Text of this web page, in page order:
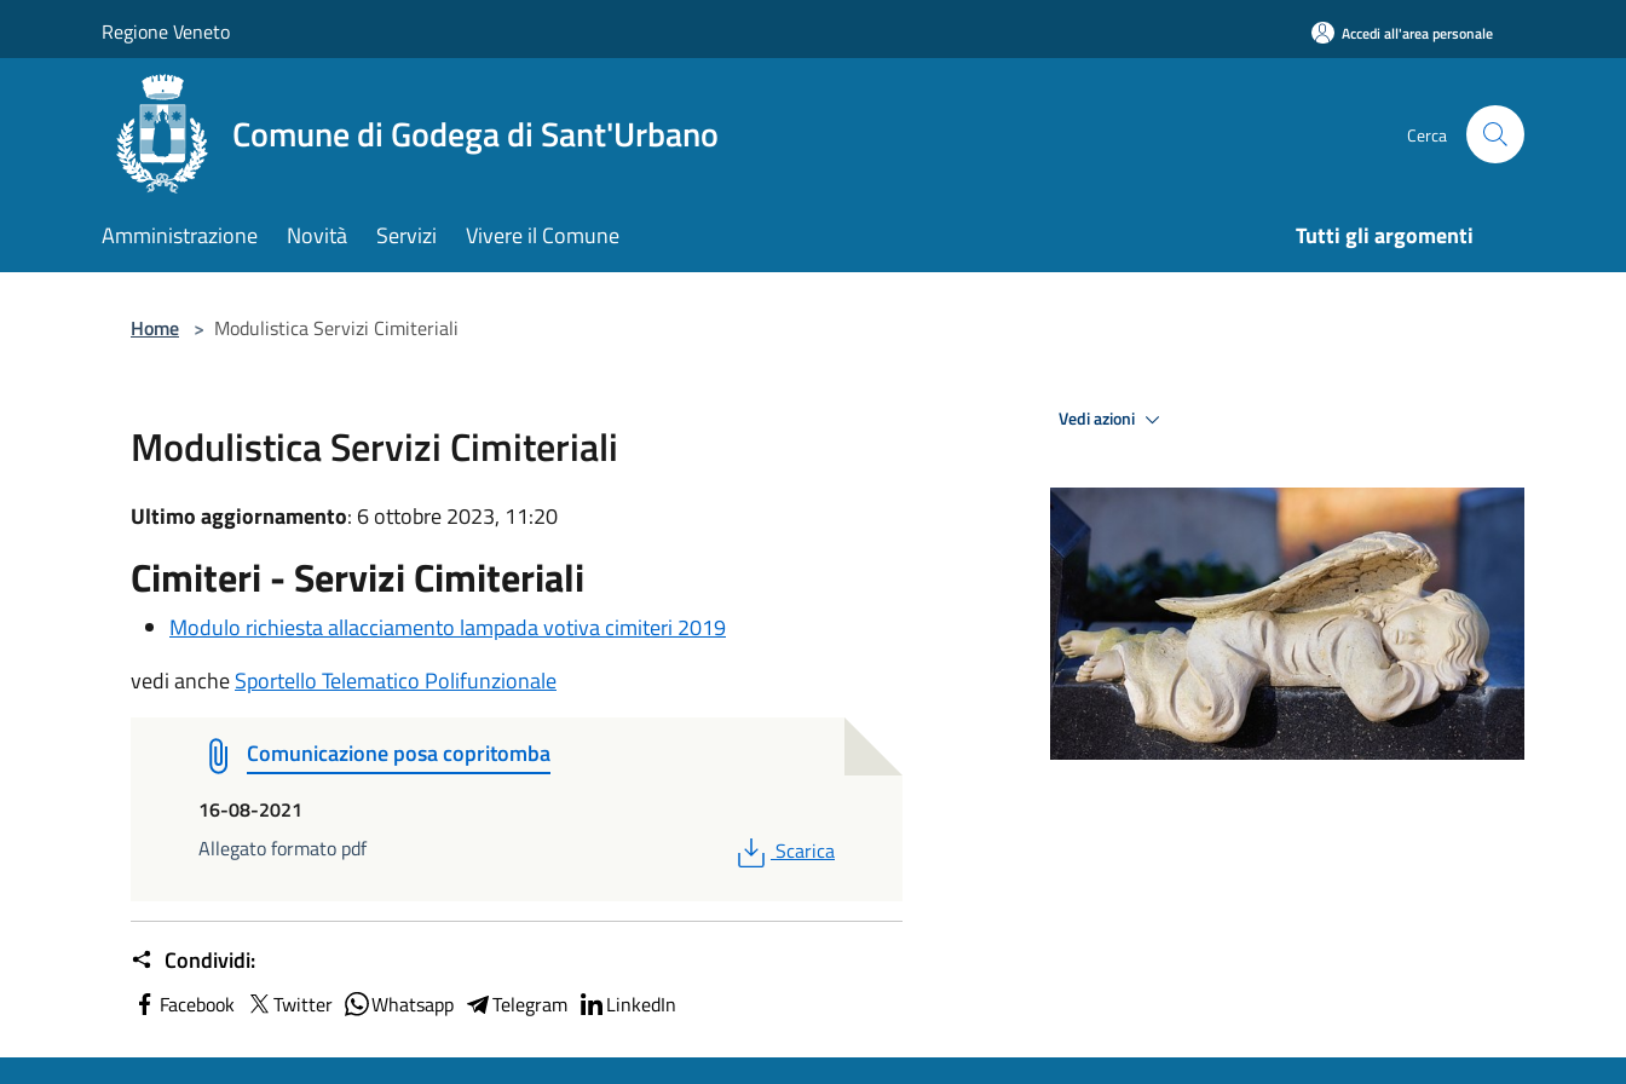
Regione Veneto Accedi all'area personale
Comune di Godega di Sant'Urbano Cerca
Amministrazione Novità Servizi Vivere il Comune Tutti gli argomenti
Home > Modulistica Servizi Cimiteriali
Modulistica Servizi Cimiteriali
Ultimo aggiornamento: 6 ottobre 2023, 11:20
Cimiteri - Servizi Cimiteriali
Modulo richiesta allacciamento lampada votiva cimiteri 2019
vedi ancheSportello Telematico Polifunzionale
Comunicazione posa copritomba
16-08-2021
Allegato formato pdf
PDF
Scarica
Condividi:
Facebook Twitter Whatsapp Telegram LinkedIn
Vedi azioni